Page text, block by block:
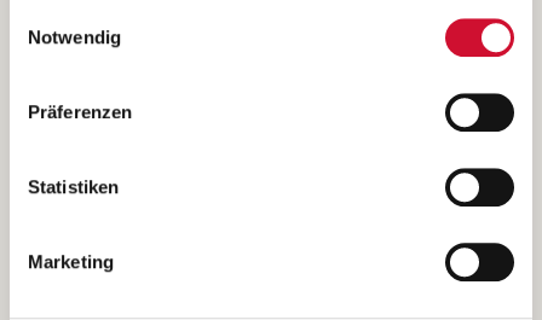
Wenn Sie auf „Cookies zulassen“ klicken, so stimmen
Sie der Speicherung sämtlicher Cookies zu. Sie können
Ihre Einwilligung selbstverständlich jederzeit widerrufen,
indem Sie die Cookie-Einstellungen aufrufen und diese
unsererDatenschutzerklärung
Notwendig
Präferenzen
Statistiken
Marketing
Betreiber der Webseite
Kantstraße 45a
(Ein Tochterunternehmen des AWO Bezirksverbandes Unterfranken
e.V.)